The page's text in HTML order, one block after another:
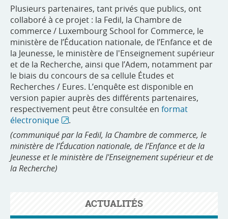
Plusieurs partenaires, tant privés que publics, ont
collaboré à ce projet : la Fedil, la Chambre de
commerce / Luxembourg School for Commerce, le
ministère de l’Éducation nationale, de l’Enfance et de
la Jeunesse, le ministère de l'Enseignement supérieur
et de la Recherche, ainsi que l’Adem, notamment par
le biais du concours de sa cellule Études et
Recherches / Eures. L’enquête est disponible en
version papier auprès des différents partenaires,
respectivement peut être consultée en format
électronique
.
(communiqué par la Fedil, la Chambre de commerce, le
ministère de l’Éducation nationale, de l’Enfance et de la
Jeunesse et le ministère de l'Enseignement supérieur et de
la Recherche)
ACTUALITÉS